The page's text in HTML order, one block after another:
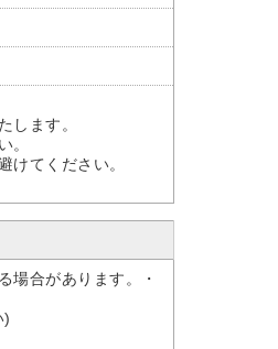
します。
。
けてください。
場合があります。・
)